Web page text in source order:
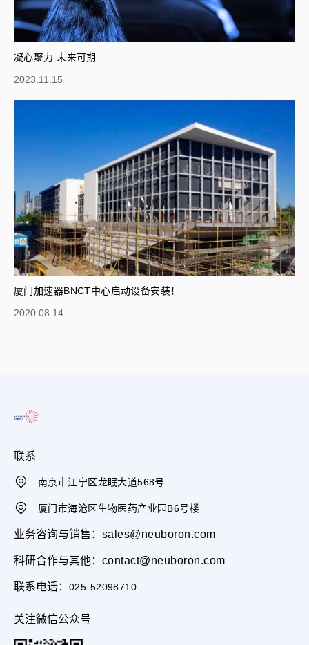
凝心聚力 未来可期
2023.11.15
厦门加速器BNCT中心启动设备安装！
2020.08.14
联系
南京市江宁区龙眠大道568号
厦门市海沧区生物医药产业园B6号楼
业务咨询与销售： sales@neuboron.com
科研合作与其他： contact@neuboron.com
联系电话： 025-52098710
关注微信公众号